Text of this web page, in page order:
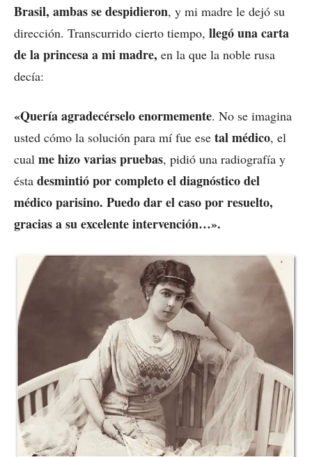
Brasil, ambas se despidieron, y mi madre le dejó su
dirección. Transcurrido cierto tiempo, llegó una carta
de la princesa a mi madre, en la que la noble rusa
decía:
«Quería agradecérselo enormemente. No se imagina
usted cómo la solución para mí fue ese tal médico, el
cual me hizo varias pruebas, pidió una radiografía y
ésta desmintió por completo el diagnóstico del
médico parisino. Puedo dar el caso por resuelto,
gracias a su excelente intervención…».